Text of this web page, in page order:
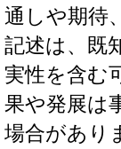
通しや期待
記述は、既
実性を含む
果や発展は
場合があり